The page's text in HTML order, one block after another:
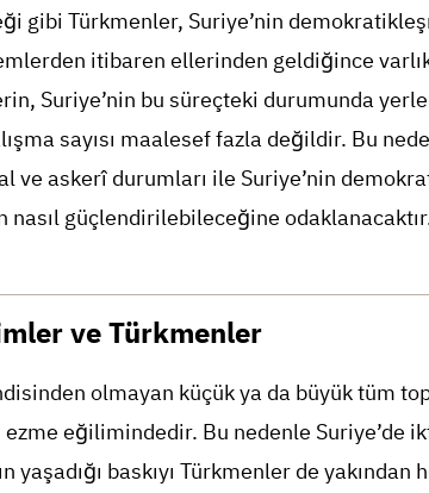
gibi Türkmenler, Suriye’nin
itibaren ellerinden geldiğince
Suriye’nin bu süreçteki durumunda
sayısı maalesef fazla değildir. Bu
ve askerî durumları ile Suriye’nin
güçlendirilebileceğine
ve Türkmenler
olmayan küçük ya da büyük tüm
eğilimindedir. Bu nedenle Suriye’de
baskıyı Türkmenler de